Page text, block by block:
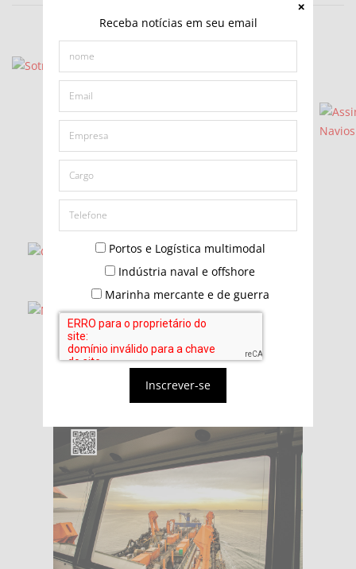
Receba notícias em seu email
Portos e Logística multimodal
Indústria naval e offshore
Marinha mercante e de guerra
Inscrever-se